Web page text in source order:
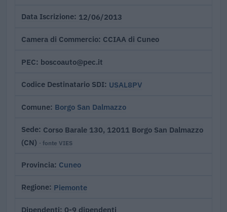
Data Iscrizione 12/06/2013
Camera di Commercio CCIAA di Cuneo
PEC boscoauto@pec.it
Codice Destinatario SDI USAL8PV
Comune Borgo San Dalmazzo
Sede Corso Barale 130, 12011 Borgo San Dalmazzo
(CN) · fonte VIES
Provincia Cuneo
Regione Piemonte
Dipendenti 0-9 dipendenti